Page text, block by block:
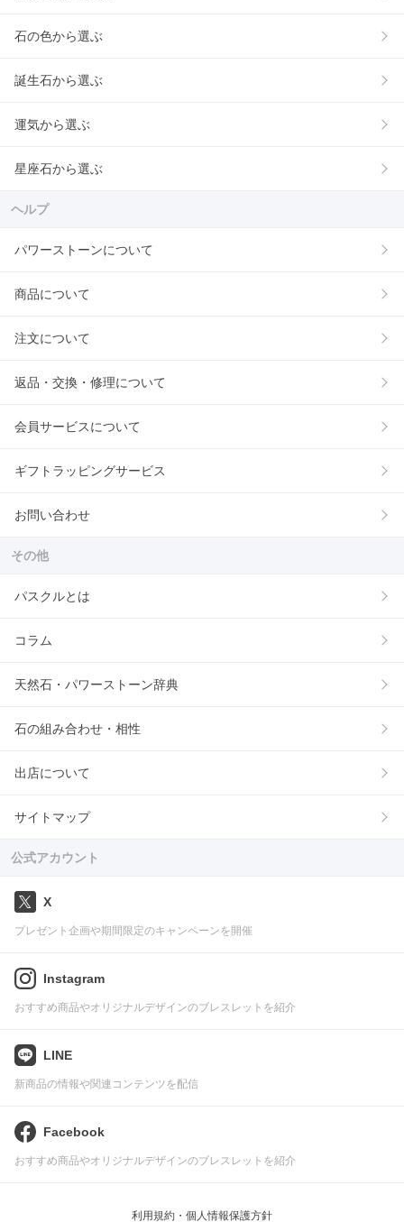
石の色から選ぶ
誕生石から選ぶ
運気から選ぶ
星座石から選ぶ
ヘルプ
パワーストーンについて
商品について
注文について
返品・交換・修理について
会員サービスについて
ギフトラッピングサービス
お問い合わせ
その他
パスクルとは
コラム
天然石・パワーストーン辞典
石の組み合わせ・相性
出店について
サイトマップ
公式アカウント
X
プレゼント企画や期間限定のキャンペーンを開催
Instagram
おすすめ商品やオリジナルデザインのブレスレットを紹介
LINE
新商品の情報や関連コンテンツを配信
Facebook
おすすめ商品やオリジナルデザインのブレスレットを紹介
利用規約・個人情報保護方針